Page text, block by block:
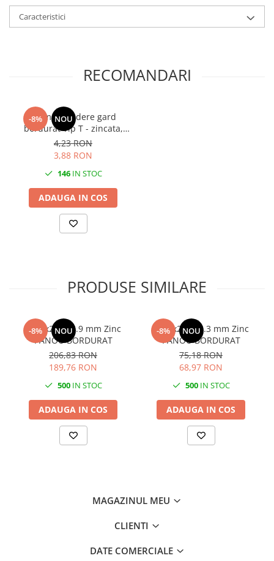
Caracteristici
RECOMANDARI
-8% NOU
Clema prindere gard
bordurat Tip T - zincata,
antifurt
4,23 RON
3,88 RON
146IN STOC
ADAUGA IN COS
PRODUSE SIMILARE
-8% NOU
2000x2500 4.9 mm Zinc
PANOU BORDURAT
206,83 RON
189,76 RON
500IN STOC
ADAUGA IN COS
-8% NOU
1500x2500 3.3 mm Zinc
PANOU BORDURAT
75,18 RON
68,97 RON
500IN STOC
ADAUGA IN COS
MAGAZINUL MEU
CLIENTI
DATE COMERCIALE